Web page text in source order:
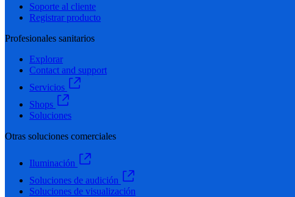
Soporte al cliente
Registrar producto
Profesionales sanitarios
Explorar
Contact and support
Servicios
Shops
Soluciones
Otras soluciones comerciales
Iluminación
Soluciones de audición
Soluciones de visualización